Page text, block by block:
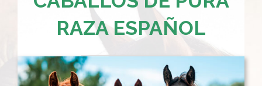
RAZA ESPAÑOL